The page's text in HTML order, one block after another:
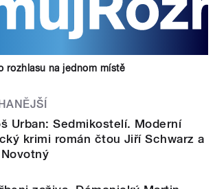
rozhlasu na jednom místě
Urban: Sedmikostelí. Moderní
krimi román čtou Jiří Schwarz a